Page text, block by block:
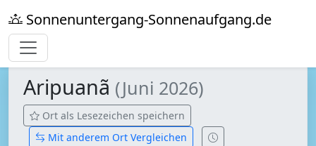
Sonnenuntergang-Sonnenaufgang.de
Aripuanã (Juni 2026)
Ort als Lesezeichen speichern
Mit anderem Ort Vergleichen